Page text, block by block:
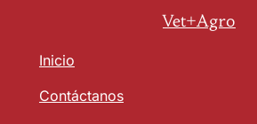
Vet+Agro
Inicio
Contáctanos